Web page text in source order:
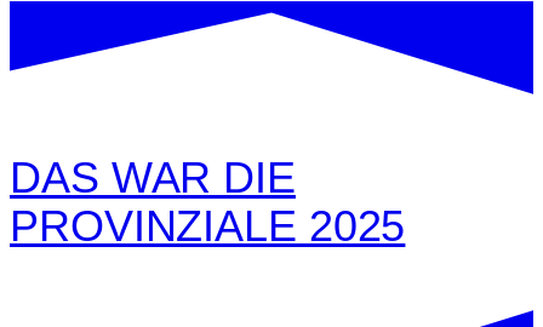
DAS WAR DIE
PROVINZIALE 2025